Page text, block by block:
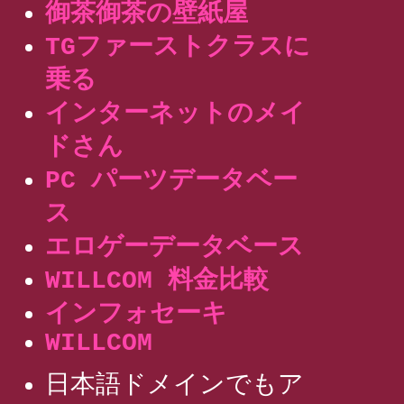
御茶御茶の壁紙屋
TGファーストクラスに
乗る
インターネットのメイ
ドさん
PC パーツデータベー
ス
エロゲーデータベース
WILLCOM 料金比較
インフォセーキ
WILLCOM
日本語ドメインでもア